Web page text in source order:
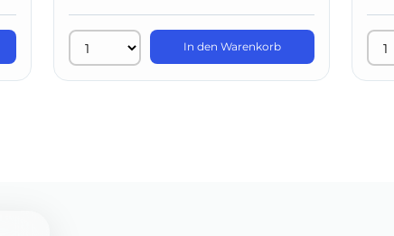
In den Warenkorb